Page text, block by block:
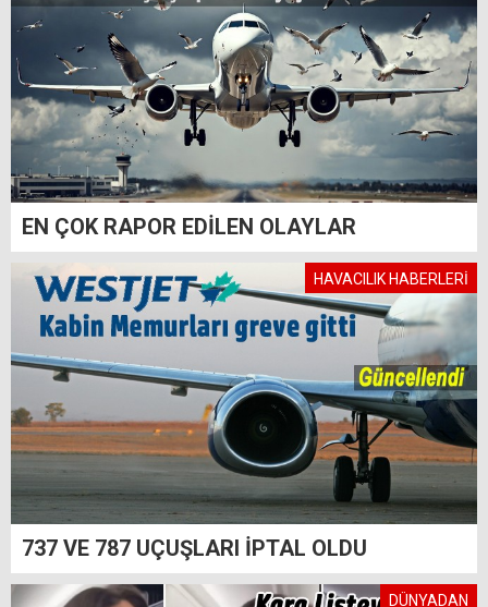
EN ÇOK RAPOR EDİLEN OLAYLAR
HAVACILIK HABERLERİ
737 VE 787 UÇUŞLARI İPTAL OLDU
DÜNYADAN